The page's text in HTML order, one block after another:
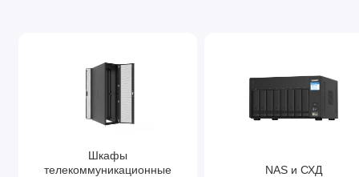
Шкафы
телекоммуникационные
NAS и СХД